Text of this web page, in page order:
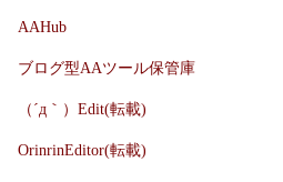
AAHub
ブログ型AAツール保管庫
（´д｀）Edit(転載)
OrinrinEditor(転載)